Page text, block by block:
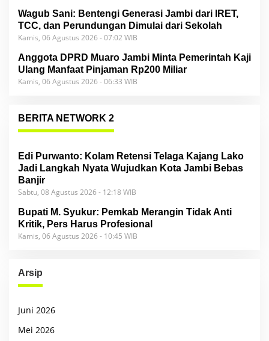
Wagub Sani: Bentengi Generasi Jambi dari IRET,
TCC, dan Perundungan Dimulai dari Sekolah
Kamis, 06 Agustus 2026 - 07:02 WIB
Anggota DPRD Muaro Jambi Minta Pemerintah Kaji
Ulang Manfaat Pinjaman Rp200 Miliar
Kamis, 06 Agustus 2026 - 06:33 WIB
BERITA NETWORK 2
Edi Purwanto: Kolam Retensi Telaga Kajang Lako
Jadi Langkah Nyata Wujudkan Kota Jambi Bebas
Banjir
Sabtu, 08 Agustus 2026 - 12:18 WIB
Bupati M. Syukur: Pemkab Merangin Tidak Anti
Kritik, Pers Harus Profesional
Kamis, 06 Agustus 2026 - 10:45 WIB
Arsip
Juni 2026
Mei 2026